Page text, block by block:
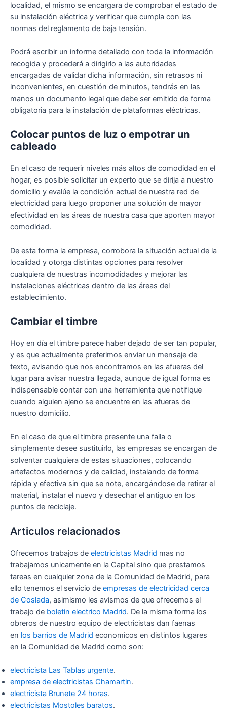
localidad, el mismo se encargara de comprobar el estado de
su instalación eléctrica y verificar que cumpla con las
normas del reglamento de baja tensión.
Podrá escribir un informe detallado con toda la información
recogida y procederá a dirigirlo a las autoridades
encargadas de validar dicha información, sin retrasos ni
inconvenientes, en cuestión de minutos, tendrás en las
manos un documento legal que debe ser emitido de forma
obligatoria para la instalación de plataformas eléctricas.
Colocar puntos de luz o empotrar un
cableado
En el caso de requerir niveles más altos de comodidad en el
hogar, es posible solicitar un experto que se dirija a nuestro
domicilio y evalúe la condición actual de nuestra red de
electricidad para luego proponer una solución de mayor
efectividad en las áreas de nuestra casa que aporten mayor
comodidad.
De esta forma la empresa, corrobora la situación actual de la
localidad y otorga distintas opciones para resolver
cualquiera de nuestras incomodidades y mejorar las
instalaciones eléctricas dentro de las áreas del
establecimiento.
Cambiar el timbre
Hoy en día el timbre parece haber dejado de ser tan popular,
y es que actualmente preferimos enviar un mensaje de
texto, avisando que nos encontramos en las afueras del
lugar para avisar nuestra llegada, aunque de igual forma es
indispensable contar con una herramienta que notifique
cuando alguien ajeno se encuentre en las afueras de
nuestro domicilio.
En el caso de que el timbre presente una falla o
simplemente desee sustituirlo, las empresas se encargan de
solventar cualquiera de estas situaciones, colocando
artefactos modernos y de calidad, instalando de forma
rápida y efectiva sin que se note, encargándose de retirar el
material, instalar el nuevo y desechar el antiguo en los
puntos de reciclaje.
Articulos relacionados
Ofrecemos trabajos de electricistas Madrid mas no
trabajamos unicamente en la Capital sino que prestamos
tareas en cualquier zona de la Comunidad de Madrid, para
ello tenemos el servicio de empresas de electricidad cerca
de Coslada, asimismo les avismos de que ofrecemos el
trabajo de boletin electrico Madrid. De la misma forma los
obreros de nuestro equipo de electricistas dan faenas
en los barrios de Madrid economicos en distintos lugares
en la Comunidad de Madrid como son:
electricista Las Tablas urgente.
empresa de electricistas Chamartin.
electricista Brunete 24 horas.
electricistas Mostoles baratos.